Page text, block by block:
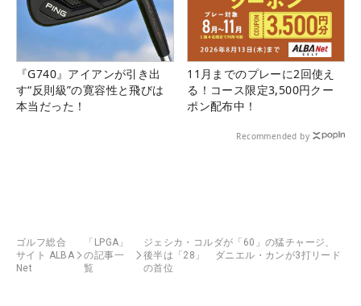
『G740』アイアンが引き出
す“反則級”の寛容性と飛びは
本当だった！
11月までのプレーに2回使え
る！コース限定3,500円クー
ポン配布中！
Recommended by
ゴルフ総合
サイト ALBA
Net
「LPGA」
の記事一
覧
ジェシカ・コルダが「60」の猛チャージ、
後半は「28」 ダニエル・カンが3打リード
の首位